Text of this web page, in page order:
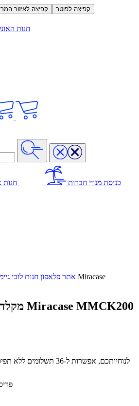
קפיצה לאיזור
קפיצה לפוטר
חנות
כניסת מנויי חברות חנות
אתר פלאפון חנות לובי
מקלדת מכאנית חוטית Miracase MMCK200
לנוחיותכם, אפשרות ל-36